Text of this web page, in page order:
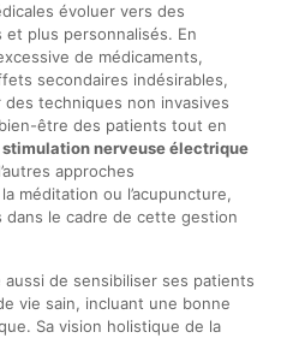
évoluer vers des
plus personnalisés. En
de médicaments,
secondaires indésirables,
techniques non invasives
être des patients tout en
stimulation nerveuse électrique
approches
méditation ou l’acupuncture,
dans le cadre de cette gestion
aussi de sensibiliser ses patients
vie sain, incluant une bonne
Sa vision holistique de la